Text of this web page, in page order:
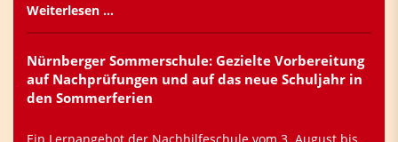
Weiterlesen …
Nürnberger Sommerschule: Gezielte Vorbereitung
auf Nachprüfungen und auf das neue Schuljahr in
den Sommerferien